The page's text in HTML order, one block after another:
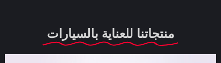
منتجاتنا للعناية بالسيارات